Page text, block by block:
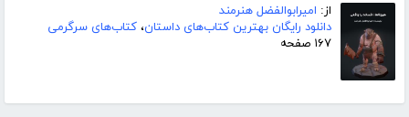
از: امیرابوالفضل هنرمند
دانلود رایگان بهترین کتاب‌های داستان، کتاب‌های سرگرمی
۱۶۷ صفحه